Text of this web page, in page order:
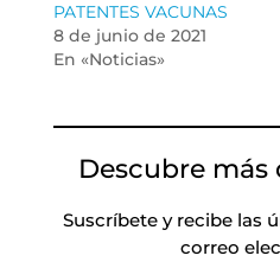
PATENTES VACUNAS
8 de junio de 2021
En «Noticias»
Descubre más
Suscríbete y recibe las
correo